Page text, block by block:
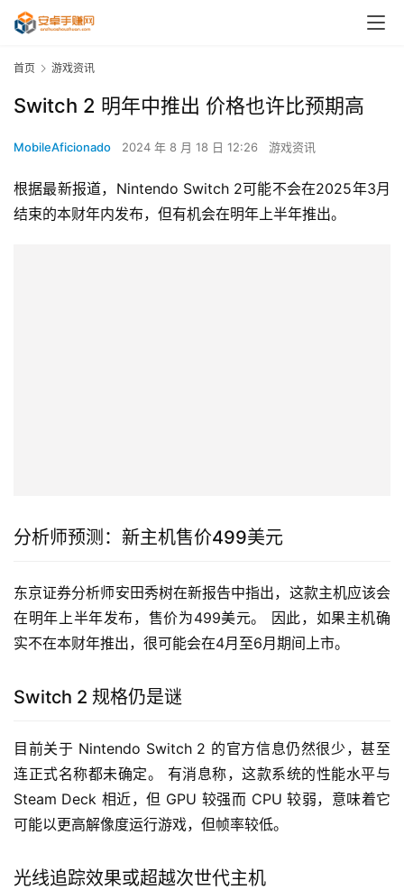
首页 游戏资讯
Switch 2 明年中推出 价格也许比预期高
MobileAficionado 2024 年 8 月 18 日 12:26 游戏资讯
根据最新报道，Nintendo Switch 2可能不会在2025年3月
结束的本财年内发布，但有机会在明年上半年推出。
分析师预测：新主机售价499美元
东京证券分析师安田秀树在新报告中指出，这款主机应该会
在明年上半年发布，售价为499美元。 因此，如果主机确
实不在本财年推出，很可能会在4月至6月期间上市。
Switch 2 规格仍是谜
目前关于 Nintendo Switch 2 的官方信息仍然很少，甚至
连正式名称都未确定。 有消息称，这款系统的性能水平与
Steam Deck 相近，但 GPU 较强而 CPU 较弱，意味着它
可能以更高解像度运行游戏，但帧率较低。
光线追踪效果或超越次世代主机